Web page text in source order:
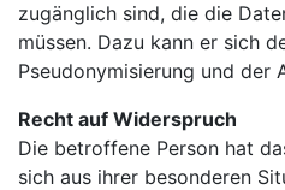
zugänglich sind, die die
müssen. Dazu kann er sich
Pseudonymisierung und der
Recht auf Widerspruch
Die betroffene Person hat
sich aus ihrer besonderen